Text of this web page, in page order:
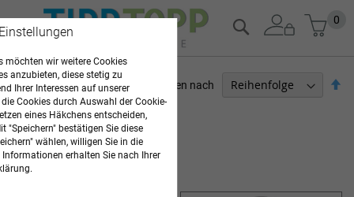
Zum
Inhalt
0
Suche
8Elemente
Sortieren nach
CTG-PAPIER
ARZTBEDARF
möchten wir weitere Cookies
anzubieten, diese stetig zu
Ihrer Interessen auf unserer
Cookies durch Auswahl der Cookie-
eines Häkchens entscheiden,
"Speichern" bestätigen Sie diese
wählen, willigen Sie in die
erhalten Sie nach Ihrer